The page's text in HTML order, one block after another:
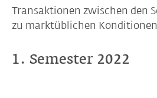
Transaktionen zwischen den
zu marktüblichen
1. Semester 2022